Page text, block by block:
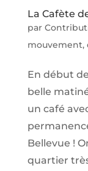
La Cafète
par
mouvement,
En début
belle
un café
Bellevue !
quartier